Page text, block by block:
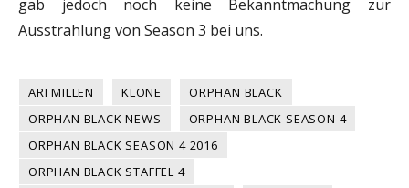
gab jedoch noch keine Bekanntmachung zur
Ausstrahlung von Season 3 bei uns.
ARI MILLEN KLONE
ORPHAN BLACK
ORPHAN BLACK NEWS
ORPHAN BLACK SEASON 4
ORPHAN BLACK SEASON 4 2016
ORPHAN BLACK STAFFEL 4